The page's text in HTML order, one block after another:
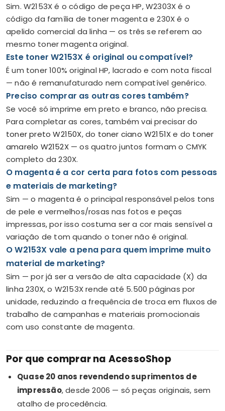
Sim. W2153X é o código de peça HP, W2303X é o
código da família de toner magenta e 230X é o
apelido comercial da linha — os três se referem ao
mesmo toner magenta original.
Este toner W2153X é original ou compatível?
É um toner 100% original HP, lacrado e com nota fiscal
— não é remanufaturado nem compatível genérico.
Preciso comprar as outras cores também?
Se você só imprime em preto e branco, não precisa.
Para completar as cores, também vai precisar do
toner preto W2150X, do toner ciano W2151Xe do toner
amarelo W2152X— os quatro juntos formam o CMYK
completo da 230X.
O magenta é a cor certa para fotos com pessoas
e materiais de marketing?
Sim — o magenta é o principal responsável pelos tons
de pele e vermelhos/rosas nas fotos e peças
impressas, por isso costuma ser a cor mais sensível a
variação de tom quando o toner não é original.
O W2153X vale a pena para quem imprime muito
material de marketing?
Sim — por já ser a versão de alta capacidade (X) da
linha 230X, o W2153X rende até 5.500 páginas por
unidade, reduzindo a frequência de troca em fluxos de
trabalho de campanhas e materiais promocionais
com uso constante de magenta.
Por que comprar na AcessoShop
Quase 20 anos revendendo suprimentos de
impressão, desde 2006 — só peças originais, sem
atalho de procedência.